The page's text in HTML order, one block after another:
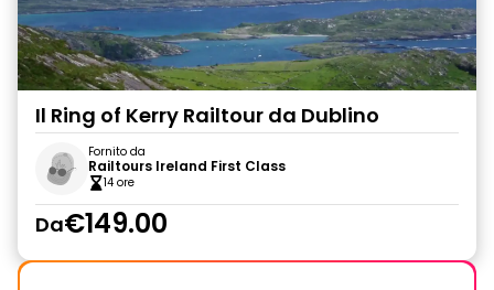
Il Ring of Kerry Railtour da Dublino
Fornito da
Railtours Ireland First Class
14 ore
Da€149.00